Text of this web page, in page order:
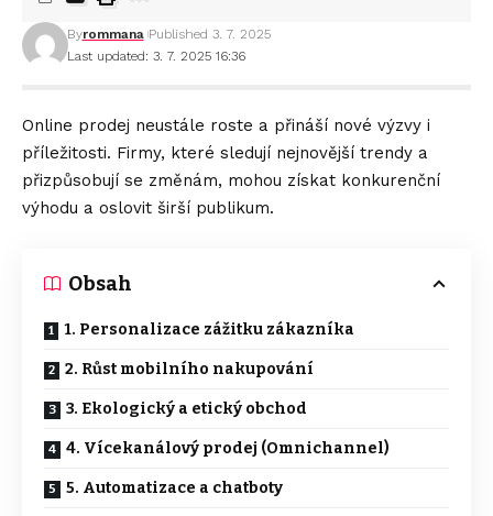
Last updated: 3. 7. 2025 16:36
Byrommana Published 3. 7. 2025
Online prodej neustále roste a přináší nové výzvy i
příležitosti. Firmy, které sledují nejnovější trendy a
přizpůsobují se změnám, mohou získat konkurenční
výhodu a oslovit širší publikum.
Obsah
1. Personalizace zážitku zákazníka
2. Růst mobilního nakupování
3. Ekologický a etický obchod
4. Vícekanálový prodej (Omnichannel)
5. Automatizace a chatboty